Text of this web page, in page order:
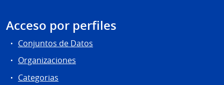
Acceso por perfiles
Conjuntos de Datos
Organizaciones
Categorias